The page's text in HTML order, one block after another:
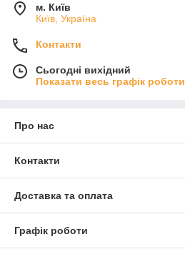
м. Київ
Київ, Україна
Контакти
Сьогодні вихідний
Показати весь графік роботи
Про нас
Контакти
Доставка та оплата
Графік роботи